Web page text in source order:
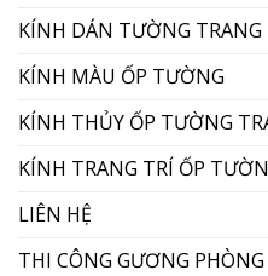
KÍNH DÁN TƯỜNG TRANG
KÍNH MÀU ỐP TƯỜNG
KÍNH THỦY ỐP TƯỜNG
KÍNH TRANG TRÍ ỐP
LIÊN HỆ
THI CÔNG GƯƠNG